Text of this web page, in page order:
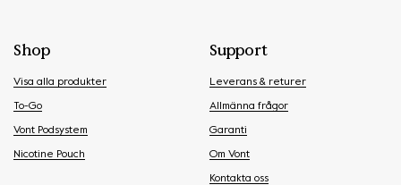
Shop
Visa alla produkter
To-Go
Vont Podsystem
Nicotine Pouch
Support
Leverans & returer
Allmänna frågor
Garanti
Om Vont
Kontakta oss